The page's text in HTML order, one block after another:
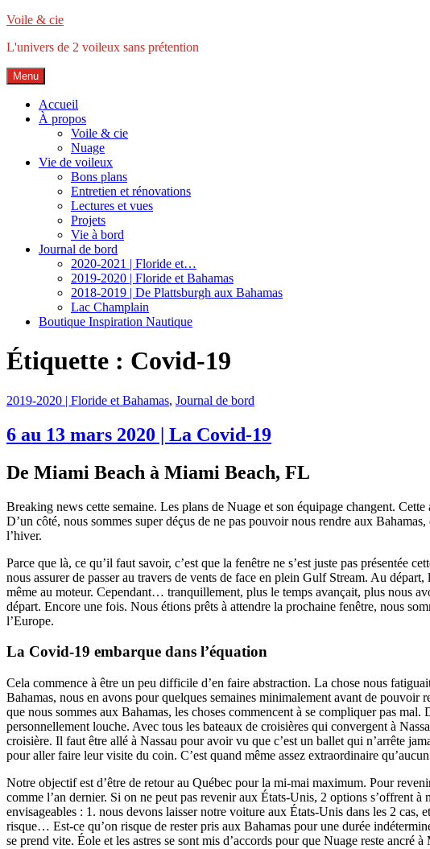
Accéder
contenu
Voile & cie
L'univers de 2 voileux sans prétention
Menu
Accueil
À propos
Voile & cie
Nuage
Vie de voileux
Bons plans
Entretien et rénovations
Lectures et vues
Projets
Vie à bord
Journal de bord
2020-2021 | Floride et…
2019-2020 | Floride et Bahamas
2018-2019 | De Plattsburgh aux Bahamas
Lac Champlain
Boutique Inspiration Nautique
Étiquette : Covid-19
2019-2020 | Floride et Bahamas, Journal de bord
6 au 13 mars 2020 | La Covid-19
De Miami Beach à Miami Beach, FL
Breaking news cette semaine. Les plans de Nuage et son équipage changent.
D’un côté, nous sommes super déçus de ne pas pouvoir nous rendre aux
l’hiver.
Parce que là, ce qu’il faut savoir, c’est que la fenêtre ne s’est juste pas
nous assurer de passer au travers de vents de face en plein Gulf Stream. Au
même au moteur. Cependant… tranquillement, plus le temps avançait, plus nous
départ. Encore une fois. Nous étions prêts à attendre la prochaine fenêtre, nous
l’Europe.
La Covid-19 embarque dans l’équation
Cela commence à être un peu difficile d’en faire abstraction. La chose nous
Bahamas, nous en avons pour quelques semaines minimalement avant de
que nous sommes aux Bahamas, les choses commencent à se compliquer pas
personnellement louche. Avec tous les bateaux de croisières qui convergent à
croisière. Il faut être allé à Nassau pour avoir vu que c’est un ballet qui n’arrête
pour aller faire leur visite du coin. C’est quand même assez extraordinaire qu’aucun
Notre objectif est d’être de retour au Québec pour la mi-mai maximum. Pour
comme l’an dernier. Si on ne peut pas revenir aux États-Unis, 2 options s’offrent
envisageables : 1. nous devons laisser notre voiture aux États-Unis dans les 2 cas,
risque… Est-ce qu’on risque de rester pris aux Bahamas pour une durée
se prend vite. Éole et les astres se sont mis d’accords pour que Nuage reste ancré